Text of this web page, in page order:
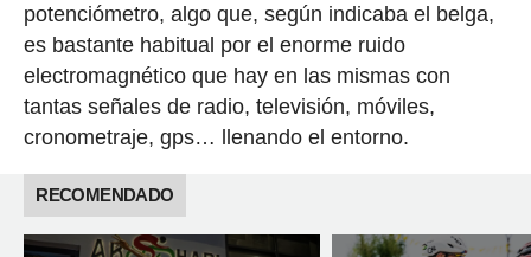
potenciómetro, algo que, según indicaba el belga,
es bastante habitual por el enorme ruido
electromagnético que hay en las mismas con
tantas señales de radio, televisión, móviles,
cronometraje, gps… llenando el entorno.
RECOMENDADO